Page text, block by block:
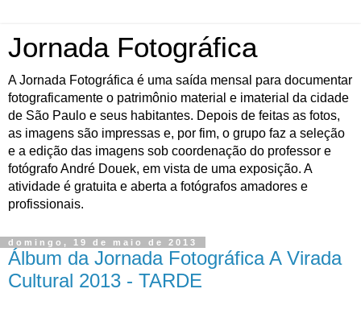
Jornada Fotográfica
A Jornada Fotográfica é uma saída mensal para documentar
fotograficamente o patrimônio material e imaterial da cidade
de São Paulo e seus habitantes. Depois de feitas as fotos,
as imagens são impressas e, por fim, o grupo faz a seleção
e a edição das imagens sob coordenação do professor e
fotógrafo André Douek, em vista de uma exposição. A
atividade é gratuita e aberta a fotógrafos amadores e
profissionais.
domingo, 19 de maio de 2013
Álbum da Jornada Fotográfica A Virada
Cultural 2013 - TARDE